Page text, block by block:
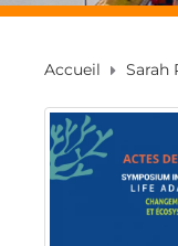
Accueil Sarah